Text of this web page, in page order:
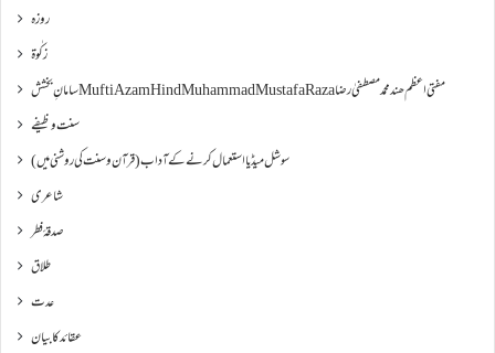
روزہ
زکٰوۃ
سامانِ بخشش Mufti Azam Hind Muhammad Mustafa Raza مفتی اعظم ھند محمد مصطفیٰ رضا
سنت وظیفے
سوشل میڈیا استعمال کرنے کے آداب (قرآن و سنت کی روشنی میں)
شاعری
صدقۂ فطر
طلاق
عدت
عقائد کا بیان